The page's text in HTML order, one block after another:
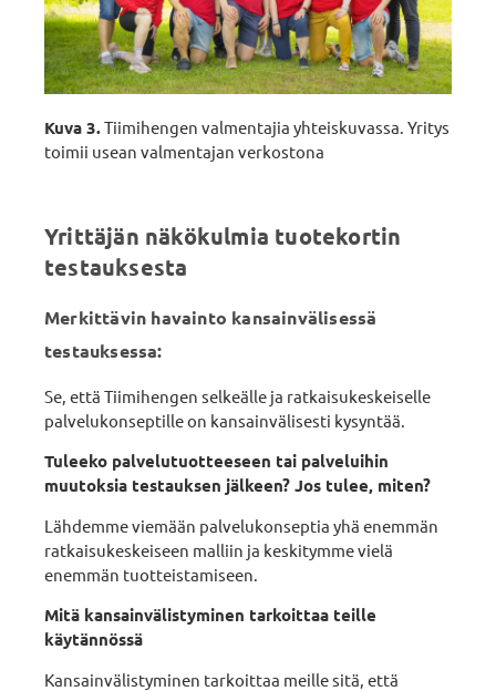
Kuva 3.Tiimihengen valmentajia yhteiskuvassa. Yritys
toimii usean valmentajan verkostona
Yrittäjän näkökulmia tuotekortin
testauksesta
Merkittävin havainto kansainvälisessä
testauksessa:
Se, että Tiimihengen selkeälle ja ratkaisukeskeiselle
palvelukonseptille on kansainvälisesti kysyntää.
Tuleeko palvelutuotteeseen tai palveluihin
muutoksia testauksen jälkeen? Jos tulee, miten?
Lähdemme viemään palvelukonseptia yhä enemmän
ratkaisukeskeiseen malliin ja keskitymme vielä
enemmän tuotteistamiseen.
Mitä kansainvälistyminen tarkoittaa teille
käytännössä
Kansainvälistyminen tarkoittaa meille sitä, että